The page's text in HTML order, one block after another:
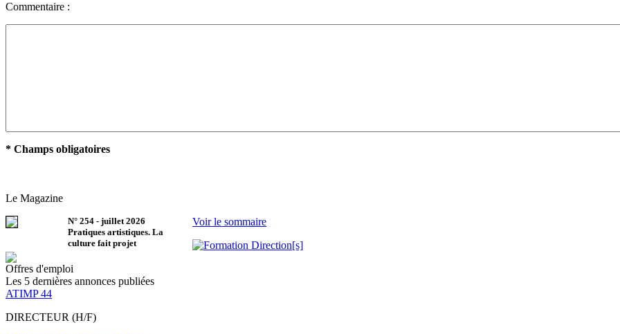
Commentaire :
* Champs obligatoires
Le Magazine
N° 254 - juillet 2026
Pratiques artistiques. La
culture fait projet
Voir le sommaire
Offres d'emploi
Les 5 dernières annonces publiées
ATIMP 44
DIRECTEUR (H/F)